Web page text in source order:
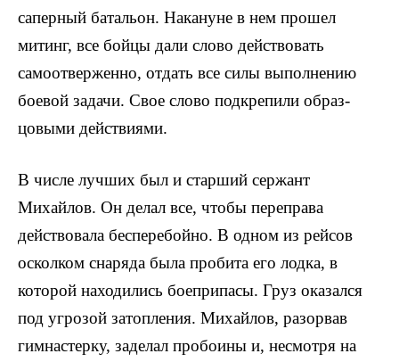
саперный батальон. Накануне в нем прошел
митинг, все бойцы дали слово действовать
самоотверженно, отдать все силы выполнению
боевой задачи. Свое слово подкрепили образ­
цовыми действиями.
В числе лучших был и старший сержант
Михайлов. Он делал все, чтобы переправа
действовала бесперебойно. В одном из рей­сов
осколком снаряда была пробита его лодка, в
которой находи­лись боеприпасы. Груз оказался
под угрозой затопления. Михай­лов, разорвав
гимнастерку, заделал пробоины и, несмотря на